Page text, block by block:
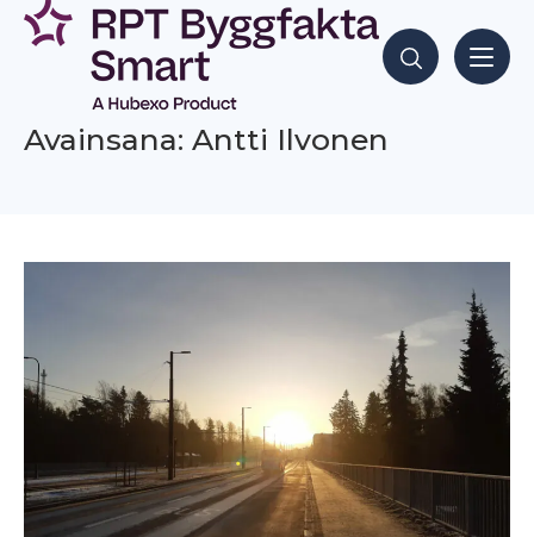
Siirry
sisältöön
Hae sisältöjä
Avainsana: Antti Ilvonen